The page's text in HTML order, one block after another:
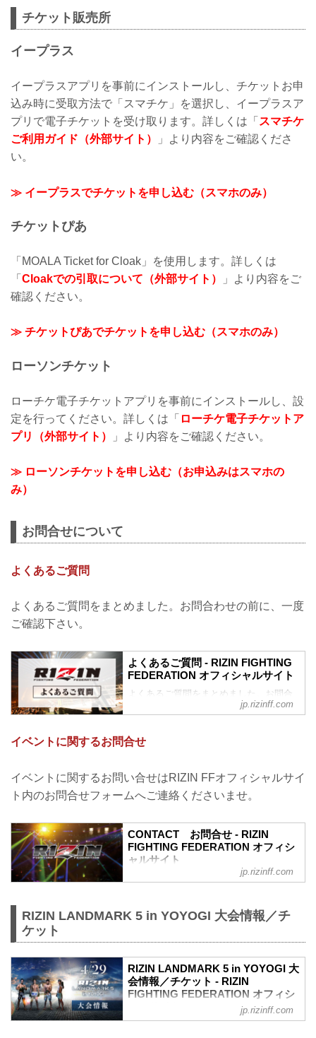
チケット販売所
イープラス
イープラスアプリを事前にインストールし、チケットお申
込み時に受取方法で「スマチケ」を選択し、イープラスア
プリで電子チケットを受け取ります。詳しくは「 スマチケ
ご利用ガイド（外部サイト）
」より内容をご確認くださ
い。
≫ イープラスでチケットを申し込む（スマホのみ）
チケットぴあ
「MOALA Ticket for Cloak」を使用します。詳しくは
「 Cloakでの引取について（外部サイト）
」より内容をご
確認ください。
≫ チケットぴあでチケットを申し込む（スマホのみ）
ローソンチケット
ローチケ電子チケットアプリを事前にインストールし、設
定を行ってください。詳しくは「 ローチケ電子チケットア
プリ（外部サイト）
」より内容をご確認ください。
≫ ローソンチケットを申し込む（お申込みはスマホの
み）
お問合せについて
よくあるご質問
よくあるご質問をまとめました。お問合わせの前に、一度
ご確認下さい。
よくあるご質問 - RIZIN FIGHTING
FEDERATION オフィシャルサイト
よくあるご質問をまとめました。お問合
わせの前に、一度ご確認下さい。
Q.1 より良い席で観戦したいのですが、
どの先行でチケットを買うと一番良い席
A. より良い席のご案内は、以下の順番と
なります。
①ファンクラブ先行（超強者→強者）/
②先行販売（オフィシャルサイト先行・
プレイガイド先行・番組・チラシ等 順不
同）
③各プレイガイドの一般発売
※予約流れや演出の変更などで前後する
※各選手販...
jp.rizinff.com
イベントに関するお問合せ
イベントに関するお問い合せはRIZIN FFオフィシャルサイ
ト内のお問合せフォームへご連絡くださいませ。
CONTACT お問合せ - RIZIN
FIGHTING FEDERATION オフィシ
ャルサイト
RIZIN FIGHTING FEDERATION オフィシ
「RIZIN FIGHTING FEDERATION」（ラ
ン）の情報・加盟団体について発信して
いきます。
jp.rizinff.com
RIZIN LANDMARK 5 in YOYOGI 大会情報／チ
ケット
RIZIN LANDMARK 5 in YOYOGI 大
会情報／チケット - RIZIN
FIGHTING FEDERATION オフィシ
jp.rizinff.com